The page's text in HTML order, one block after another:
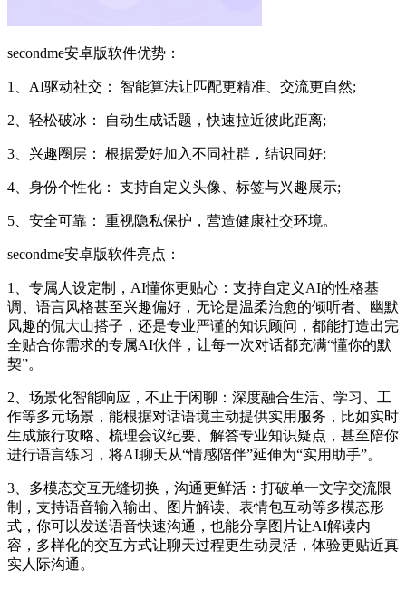
secondme安卓版软件优势：
1、AI驱动社交： 智能算法让匹配更精准、交流更自然;
2、轻松破冰： 自动生成话题，快速拉近彼此距离;
3、兴趣圈层： 根据爱好加入不同社群，结识同好;
4、身份个性化： 支持自定义头像、标签与兴趣展示;
5、安全可靠： 重视隐私保护，营造健康社交环境。
secondme安卓版软件亮点：
1、专属人设定制，AI懂你更贴心：支持自定义AI的性格基
调、语言风格甚至兴趣偏好，无论是温柔治愈的倾听者、幽默
风趣的侃大山搭子，还是专业严谨的知识顾问，都能打造出完
全贴合你需求的专属AI伙伴，让每一次对话都充满“懂你的默
契”。
2、场景化智能响应，不止于闲聊：深度融合生活、学习、工
作等多元场景，能根据对话语境主动提供实用服务，比如实时
生成旅行攻略、梳理会议纪要、解答专业知识疑点，甚至陪你
进行语言练习，将AI聊天从“情感陪伴”延伸为“实用助手”。
3、多模态交互无缝切换，沟通更鲜活：打破单一文字交流限
制，支持语音输入输出、图片解读、表情包互动等多模态形
式，你可以发送语音快速沟通，也能分享图片让AI解读内
容，多样化的交互方式让聊天过程更生动灵活，体验更贴近真
实人际沟通。